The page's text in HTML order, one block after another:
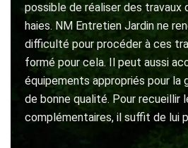
possible de réaliser des travaux
haies. NM Entretien Jardin ne
difficulté pour procéder à ces
formé pour cela. Il peut aussi
équipements appropriés pour la
de bonne qualité. Pour recueillir
complémentaires, il suffit de lui